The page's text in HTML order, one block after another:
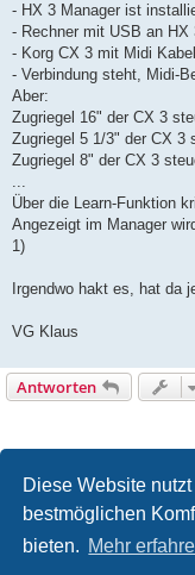
Diese Website
bestmöglichen
bieten. Mehr
- HX 3 Manager ist
- Rechner mit USB an HX
- Korg CX 3 mit Midi
- Verbindung steht, Midi-
Aber:
Zugriegel 16" der CX 3
Zugriegel 5 1/3" der CX 3
Zugriegel 8" der CX 3
...
Über die Learn-Funktion
Angezeigt im Manager
1)
Irgendwo hakt es, hat da
VG Klaus
Antworten
WER IST ONLINE?
Mitglieder in diesem Forum: 0